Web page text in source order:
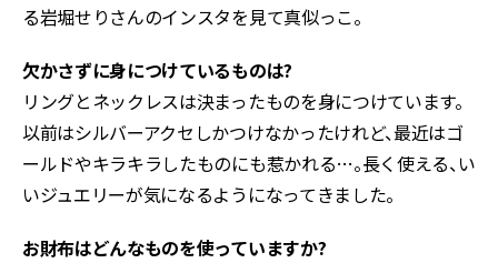
る岩堀せりさんのインスタを見て真似っこ。
欠かさずに身につけているものは?
リングとネックレスは決まったものを身につけています。
以前はシルバーアクセしかつけなかったけれど、最近はゴ
ールドやキラキラしたものにも惹かれる…。長く使える、い
いジュエリーが気になるようになってきました。
お財布はどんなものを使っていますか?